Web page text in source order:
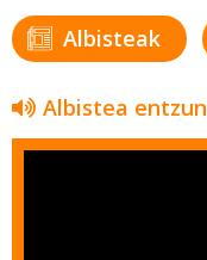
Albisteak
Albistea entzun